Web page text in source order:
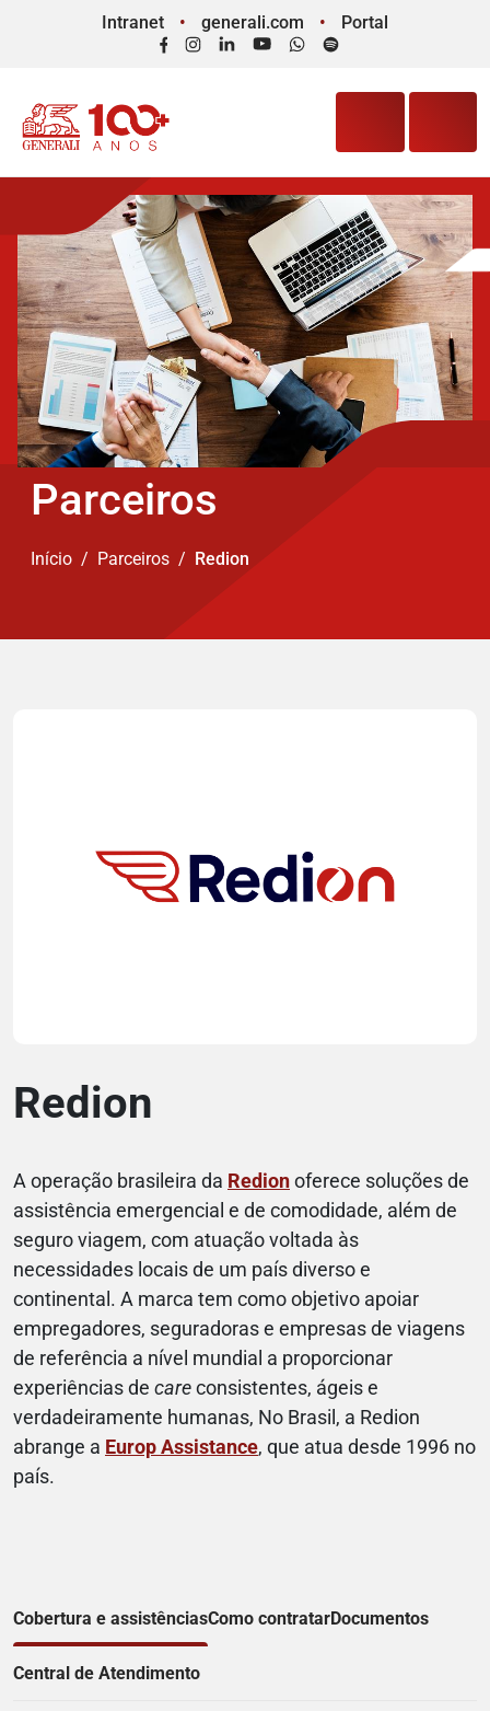
Intranet generali.com
Portal
FacebookInstagram
LinkedInYouTubeWhatsApp
Spotify
Parceiros
Início Parceiros Redion
Redion
A operação brasileira da Redionoferece soluções de
assistência emergencial e de comodidade, além de
seguro viagem, com atuação voltada às
necessidades locais de um país diverso e
continental. A marca tem como objetivo apoiar
empregadores, seguradoras e empresas de viagens
de referência a nível mundial a proporcionar
experiências de careconsistentes, ágeis e
verdadeiramente humanas, No Brasil, a Redion
abrange a Europ Assistance, que atua desde 1996 no
país.
Cobertura e assistênciasComo contratarDocumentos
Central de Atendimento